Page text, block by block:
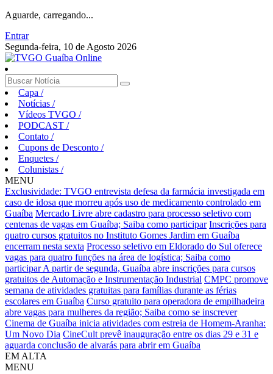
Aguarde, carregando...
Entrar
Segunda-feira, 10 de Agosto 2026
Capa /
Notícias /
Vídeos TVGO /
PODCAST /
Contato /
Cupons de Desconto /
Enquetes /
Colunistas /
MENU
Exclusividade: TVGO entrevista defesa da farmácia investigada em
caso de idosa que morreu após uso de medicamento controlado em
Guaíba Mercado Livre abre cadastro para processo seletivo com
centenas de vagas em Guaíba; Saiba como participar Inscrições para
quatro cursos gratuitos no Instituto Gomes Jardim em Guaíba
encerram nesta sexta Processo seletivo em Eldorado do Sul oferece
vagas para quatro funções na área de logística; Saiba como
participarA partir de segunda, Guaíba abre inscrições para cursos
gratuitos de Automação e Instrumentação Industrial CMPC promove
semana de atividades gratuitas para famílias durante as férias
escolares em Guaíba Curso gratuito para operadora de empilhadeira
abre vagas para mulheres da região; Saiba como se inscrever
Cinema de Guaíba inicia atividades com estreia de Homem-Aranha:
Um Novo Dia CineCult prevê inauguração entre os dias 29 e 31 e
aguarda conclusão de alvarás para abrir em Guaíba
EM ALTA
MENU